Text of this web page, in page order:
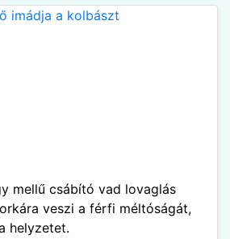
mellű csábító vad lovaglás
veszi a férfi méltóságát,
helyzetet.